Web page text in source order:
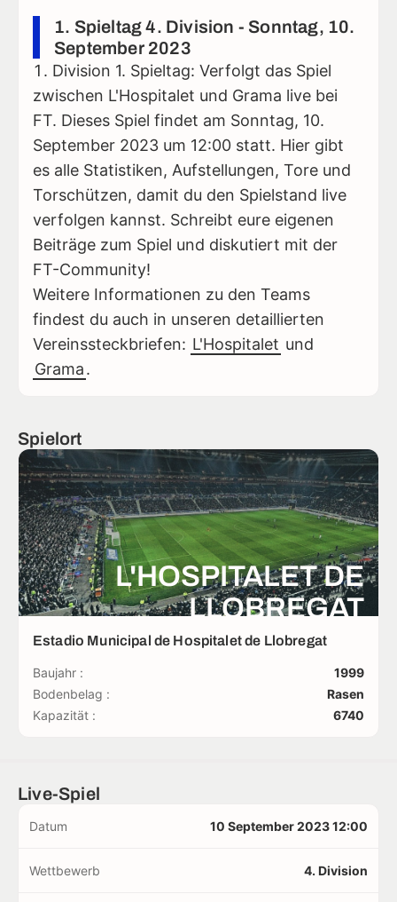
1. Spieltag 4. Division - Sonntag, 10.
September 2023
Division 1. Spieltag: Verfolgt das Spiel
zwischen L'Hospitalet und Grama live bei
FT. Dieses Spiel findet am Sonntag, 10.
September 2023 um 12:00 statt. Hier gibt
es alle Statistiken, Aufstellungen, Tore und
Torschützen, damit du den Spielstand live
verfolgen kannst. Schreibt eure eigenen
Beiträge zum Spiel und diskutiert mit der
FT-Community!
Weitere Informationen zu den Teams
findest du auch in unseren detaillierten
Vereinssteckbriefen: L'Hospitalet und
Grama.
Spielort
L'HOSPITALET DE
LLOBREGAT
Estadio Municipal de Hospitalet de Llobregat
Baujahr :
1999
Bodenbelag :
Rasen
Kapazität :
6740
Live-Spiel
Datum 10 September 2023 12:00
Wettbewerb 4. Division